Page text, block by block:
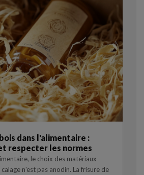
dans l'alimentaire :
respecter les normes
le choix des matériaux
n'est pas anodin. La frisure de